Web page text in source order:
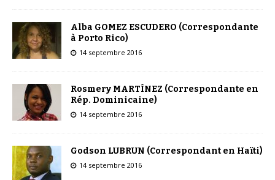
Alba GOMEZ ESCUDERO (Correspondante
à Porto Rico)
14 septembre 2016
Rosmery MARTÍNEZ (Correspondante en
Rép. Dominicaine)
14 septembre 2016
Godson LUBRUN (Correspondant en Haïti)
14 septembre 2016